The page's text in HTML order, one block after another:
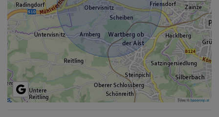
Tiles ©basemap.at